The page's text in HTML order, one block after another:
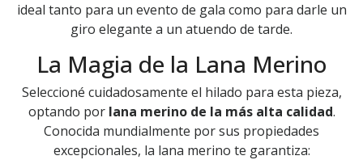
ideal tanto para un evento de gala como para darle un
giro elegante a un atuendo de tarde.
La Magia de la Lana Merino
Seleccioné cuidadosamente el hilado para esta pieza,
optando por lana merino de la más alta calidad.
Conocida mundialmente por sus propiedades
excepcionales, la lana merino te garantiza: